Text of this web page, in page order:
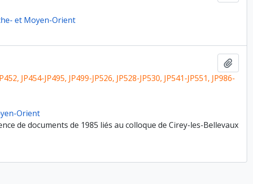
et Moyen-Orient
JP454-JP495, JP499-JP526, JP528-JP530, JP541-JP551, JP986-
Orient
de documents de 1985 liés au colloque de Cirey-les-Bellevaux